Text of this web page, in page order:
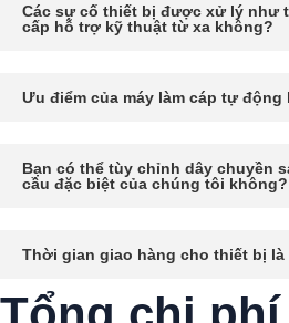
Các sự cố thiết bị được xử lý như
cấp hỗ trợ kỹ thuật từ xa không?
Ưu điểm của máy làm cáp tự động
Bạn có thể tùy chỉnh dây chuyền
cầu đặc biệt của chúng tôi không?
Thời gian giao hàng cho thiết bị là